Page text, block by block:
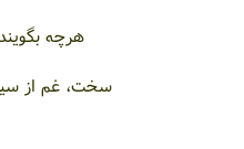
هرچه
سخت، غم از